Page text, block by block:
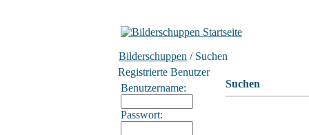
Bilderschuppen / Suchen
Registrierte Benutzer
Benutzername:
Passwort:
Suchen